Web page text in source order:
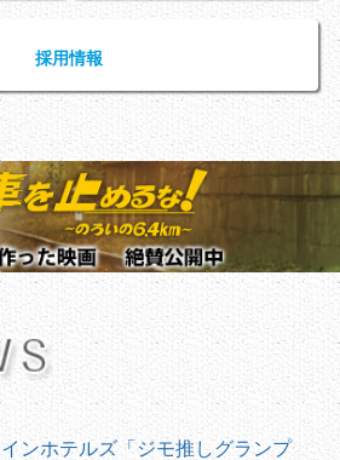
採用情報
ンホテルズ「ジモ推しグランプ